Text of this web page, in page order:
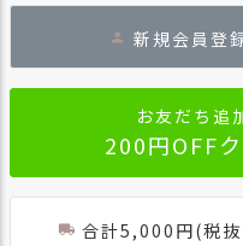
新規会員登
お友だち追
200円OFF
合計5,000円(税